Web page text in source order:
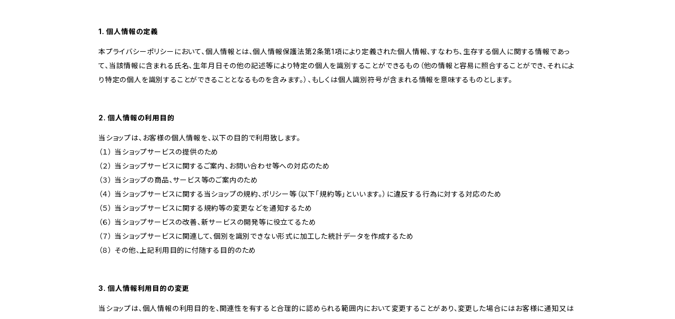
1. 個人情報の定義
本プライバシーポリシーにおいて、個人情報とは、個人情報保護法第2条第1項により定義された個人情報、すなわち、生存する個人に関する情報であっ
て、当該情報に含まれる氏名、生年月日その他の記述等により特定の個人を識別することができるもの（他の情報と容易に照合することができ、それによ
り特定の個人を識別することができることとなるものを含みます。）、もしくは個人識別符号が含まれる情報を意味するものとします。
2. 個人情報の利用目的
当ショップは、お客様の個人情報を、以下の目的で利用致します。
（１） 当ショップサービスの提供のため
（２） 当ショップサービスに関するご案内、お問い合わせ等への対応のため
（３） 当ショップの商品、サービス等のご案内のため
（４） 当ショップサービスに関する当ショップの規約、ポリシー等（以下「規約等」といいます。）に違反する行為に対する対応のため
（５） 当ショップサービスに関する規約等の変更などを通知するため
（６） 当ショップサービスの改善、新サービスの開発等に役立てるため
（７） 当ショップサービスに関連して、個別を識別できない形式に加工した統計データを作成するため
（８） その他、上記利用目的に付随する目的のため
3. 個人情報利用目的の変更
当ショップは、個人情報の利用目的を、関連性を有すると合理的に認められる範囲内において変更することがあり、変更した場合にはお客様に通知又は